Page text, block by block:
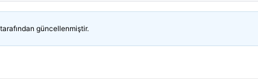
tarafından güncellenmiştir.